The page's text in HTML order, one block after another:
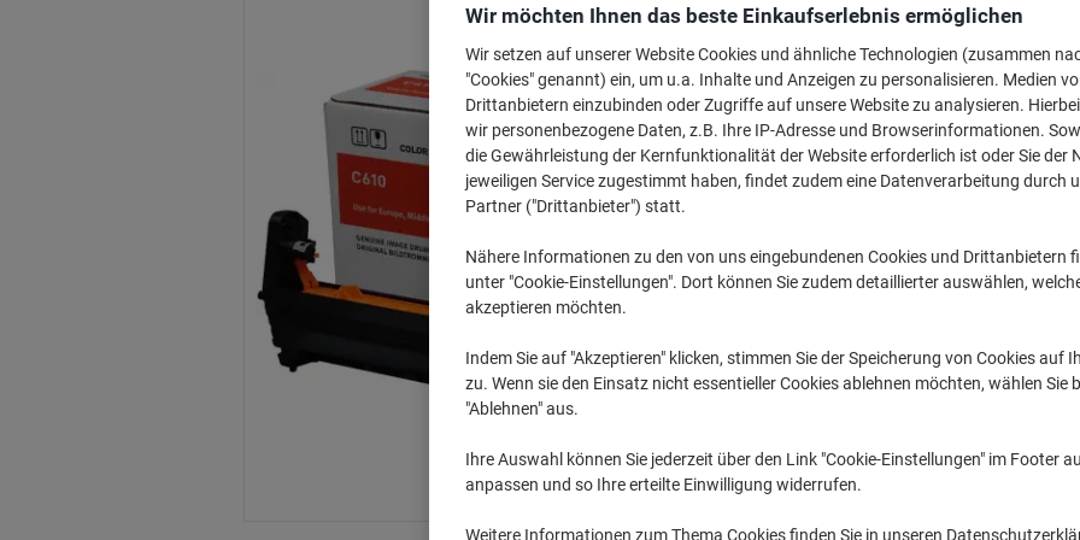
€ 116,99
pro Stück
Ab 3 Stück
€ 140,39 inkl. USt
Menge exkl. USt
1-2Stück € 119,99
Aktuell verfügbar Lieferung 3-6
Menge
Haupteigenschaften
Wir möchten Ihnen das beste Einkaufserlebnis ermöglichen
Wir setzen auf unserer Website Cookies und ähnliche Technologien (zusammen
"Cookies" genannt) ein, um u.a. Inhalte und Anzeigen zu personalisieren. Medien
Drittanbietern einzubinden oder Zugriffe auf unsere Website zu analysieren.
wir personenbezogene Daten, z.B. Ihre IP-Adresse und Browserinformationen.
die Gewährleistung der Kernfunktionalität der Website erforderlich ist oder Sie der
jeweiligen Service zugestimmt haben, findet zudem eine Datenverarbeitung durch
Partner ("Drittanbieter") statt.
Nähere Informationen zu den von uns eingebundenen Cookies und Drittanbietern
unter "Cookie-Einstellungen". Dort können Sie zudem detaillierter auswählen,
akzeptieren möchten.
Indem Sie auf "Akzeptieren" klicken, stimmen Sie der Speicherung von Cookies auf
zu. Wenn sie den Einsatz nicht essentieller Cookies ablehnen möchten, wählen Sie
"Ablehnen" aus.
Ihre Auswahl können Sie jederzeit über den Link "Cookie-Einstellungen" im Footer
anpassen und so Ihre erteilte Einwilligung widerrufen.
Weitere Informationen zum Thema Cookies finden Sie in unseren